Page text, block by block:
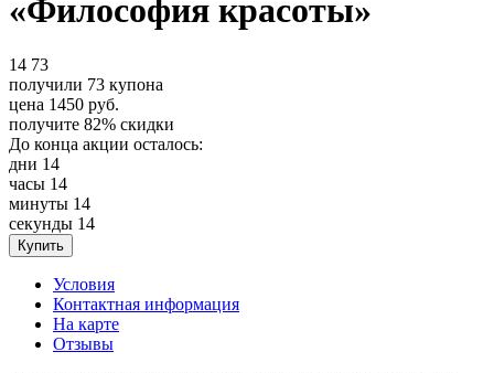
«Философия красоты»
14 73
получили 73 купона
цена 1450 руб.
получите 82% скидки
До конца акции осталось:
дни 14
часы 14
минуты 14
секунды 14
Условия
Контактная информация
На карте
Отзывы